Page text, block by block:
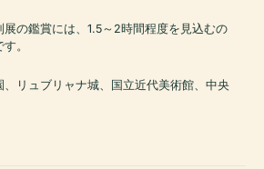
展の鑑賞には、1.5～2時間程度を見込むの
。
、リュブリャナ城、国立近代美術館、中央